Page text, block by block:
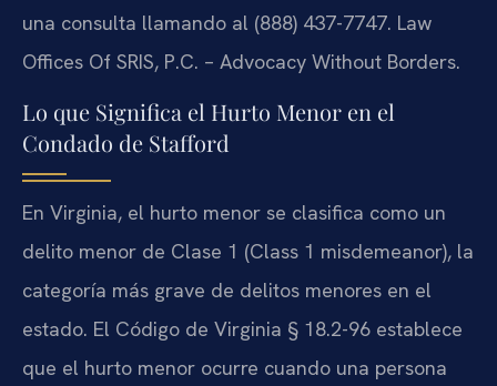
una consulta llamando al (888) 437-7747. Law
Offices Of SRIS, P.C. – Advocacy Without Borders.
Lo que Significa el Hurto Menor en el
Condado de Stafford
En Virginia, el hurto menor se clasifica como un
delito menor de Clase 1 (Class 1 misdemeanor), la
categoría más grave de delitos menores en el
estado. El Código de Virginia § 18.2-96 establece
que el hurto menor ocurre cuando una persona